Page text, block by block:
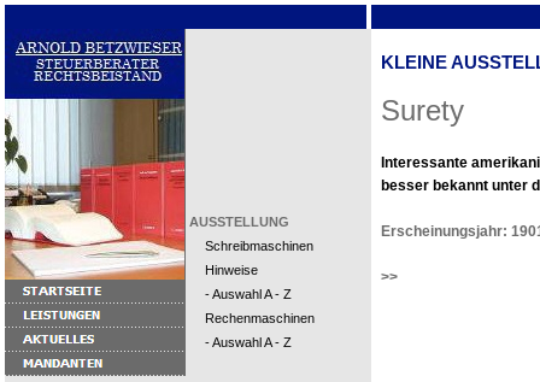
AUSSTELLUNG
Schreibmaschinen
Hinweise
- Auswahl A - Z
Rechenmaschinen
- Auswahl A - Z
KLEINE
Surety
Interessante
besser bekannt unter
Erscheinungsjahr:
>>